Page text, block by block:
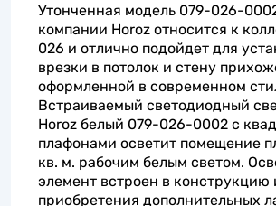
Утонченная модель 079-026-
компании Horoz относится к
026 и отлично подойдет для
врезки в потолок и стену
оформленной в современном
Встраиваемый светодиодный
Horoz белый 079-026-0002 с
плафонами осветит помещение
кв. м. рабочим белым светом.
элемент встроен в конструкцию
приобретения дополнительных